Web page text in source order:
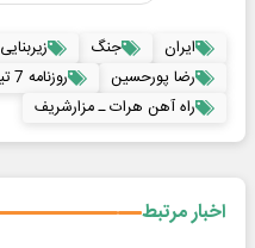
ایران جنگ زیربنایی
رضا پورحسین
روزنامه 7 تیر
راه آهن هرات ـ مزارشریف
اخبار مرتبط